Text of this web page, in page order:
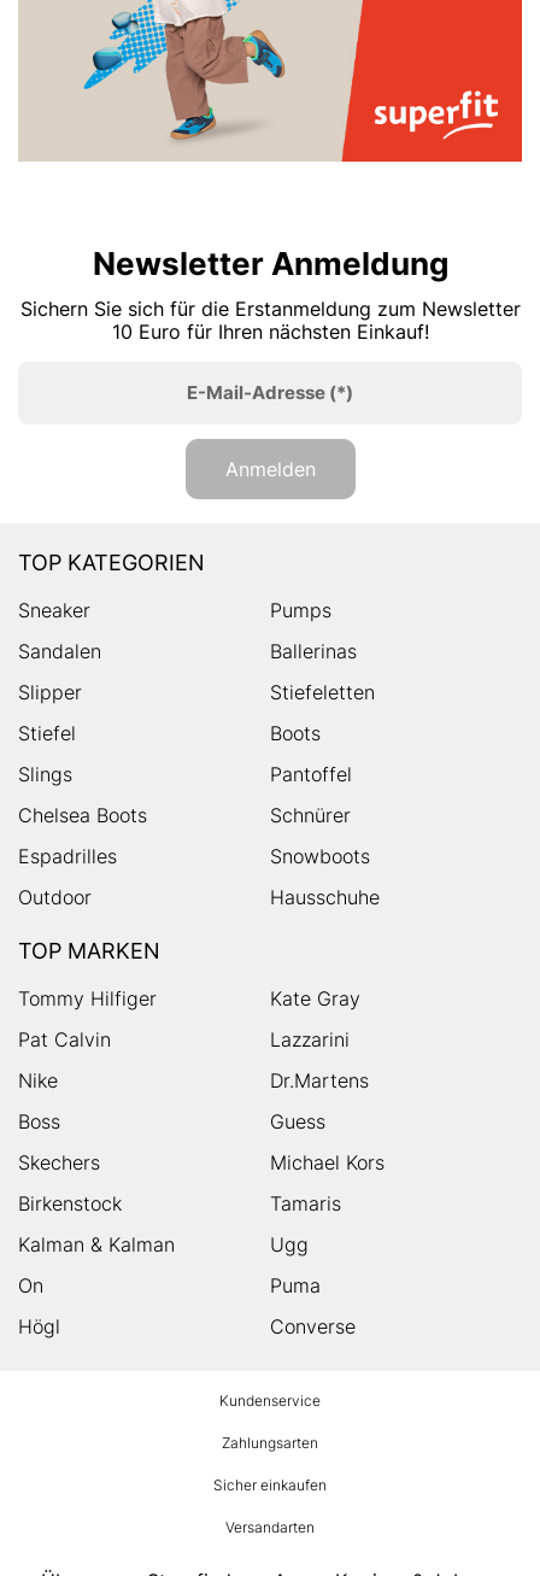
Newsletter Anmeldung
Sichern Sie sich für die Erstanmeldung zum Newsletter
10 Euro für Ihren nächsten Einkauf!
E-Mail-Adresse (*)
Anmelden
TOP KATEGORIEN
Sneaker
Pumps
Sandalen
Ballerinas
Slipper
Stiefeletten
Stiefel
Boots
Slings
Pantoffel
Chelsea Boots
Schnürer
Espadrilles
Snowboots
Outdoor
Hausschuhe
TOP MARKEN
Tommy Hilfiger
Kate Gray
Pat Calvin
Lazzarini
Nike
Dr.Martens
Boss
Guess
Skechers
Michael Kors
Birkenstock
Tamaris
Kalman & Kalman
Ugg
On
Puma
Högl
Converse
Kundenservice
Zahlungsarten
Sicher einkaufen
Versandarten